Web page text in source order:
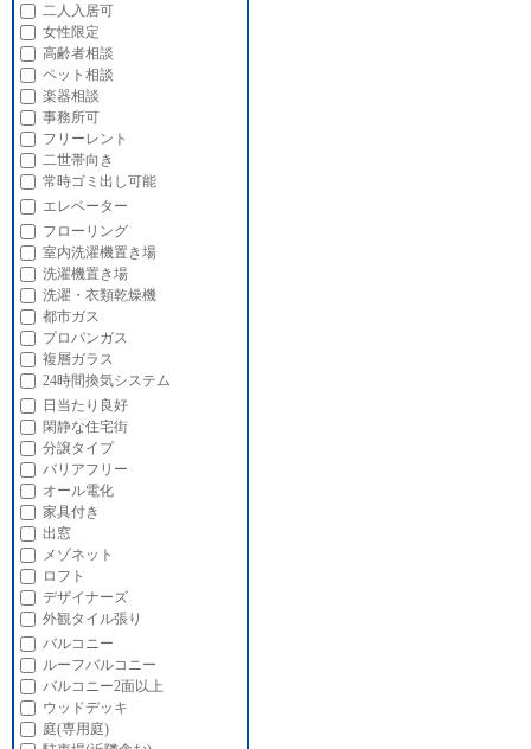
二人入居可
女性限定
高齢者相談
ペット相談
楽器相談
事務所可
フリーレント
二世帯向き
常時ゴミ出し可能
エレベーター
フローリング
室内洗濯機置き場
洗濯機置き場
洗濯・衣類乾燥機
都市ガス
プロパンガス
複層ガラス
24時間換気システム
日当たり良好
閑静な住宅街
分譲タイプ
バリアフリー
オール電化
家具付き
出窓
メゾネット
ロフト
デザイナーズ
外観タイル張り
バルコニー
ルーフバルコニー
バルコニー2面以上
ウッドデッキ
庭(専用庭)